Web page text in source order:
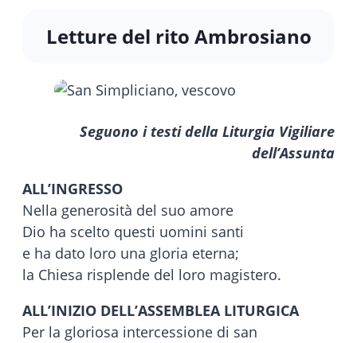
Letture del rito Ambrosiano
Seguono i testi della Liturgia Vigiliare
dell’Assunta
ALL’INGRESSO
Nella generosità del suo amore
Dio ha scelto questi uomini santi
e ha dato loro una gloria eterna;
la Chiesa risplende del loro magistero.
ALL’INIZIO DELL’ASSEMBLEA LITURGICA
Per la gloriosa intercessione di san